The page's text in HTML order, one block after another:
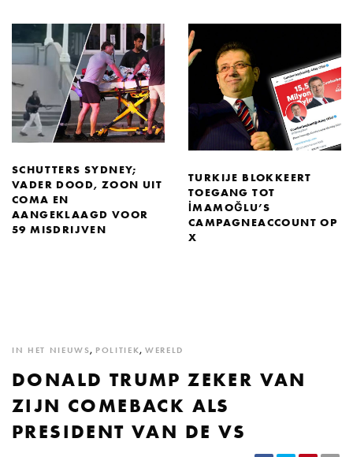
SCHUTTERS SYDNEY;
VADER DOOD, ZOON UIT
COMA EN
AANGEKLAAGD VOOR
59 MISDRIJVEN
TURKIJE BLOKKEERT
TOEGANG TOT
İMAMOĞLU’S
CAMPAGNEACCOUNT OP
X
IN HET NIEUWS, POLITIEK, WERELD
DONALD TRUMP ZEKER VAN
ZIJN COMEBACK ALS
PRESIDENT VAN DE VS